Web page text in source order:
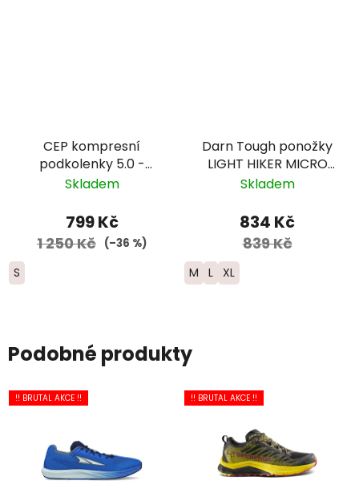
CEP kompresní
podkolenky 5.0 -
dámské -
Skladem
799 Kč
1 250 Kč (–36 %)
S
Darn Tough ponožky
LIGHT HIKER MICRO
CREW Lightweight
hnědá
Skladem
834 Kč
839 Kč
M L XL
Podobné produkty
!! BRUTAL AKCE !! !! BRUTAL AKCE !!